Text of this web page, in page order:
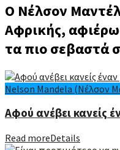
Ο Νέλσον
Αφρικής,
τα πιο σεβαστά
Nelson Mandela (Νέλσον
Αφού ανέβει κανείς
Read moreDetails